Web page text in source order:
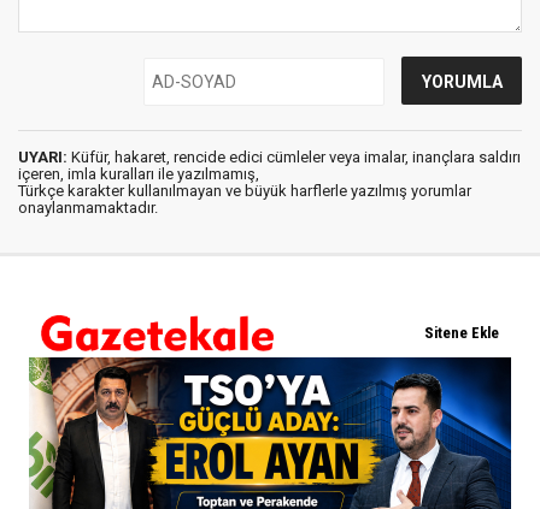
UYARI: Küfür, hakaret, rencide edici cümleler veya imalar, inançlara saldırı
içeren, imla kuralları ile yazılmamış,
Türkçe karakter kullanılmayan ve büyük harflerle yazılmış yorumlar
onaylanmamaktadır.